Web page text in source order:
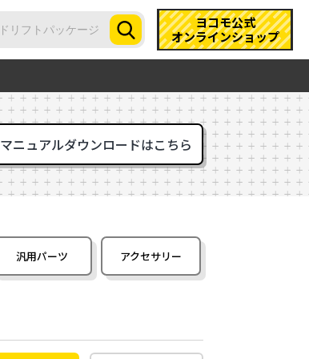
ヨコモ公式
オンラインショップ
マニュアルダウンロードはこちら
汎用パーツ アクセサリー